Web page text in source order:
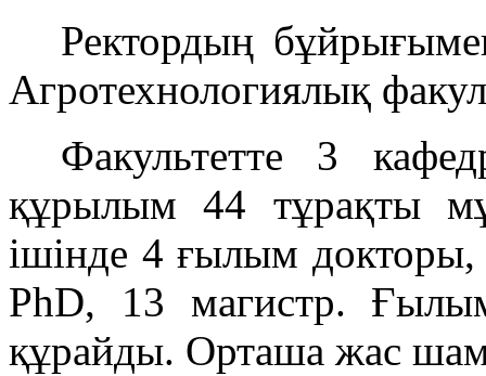
Ректордың
Агротехнологиялық
Факультетте 3
құрылым 44 тұрақты
ішінде 4 ғылым
PhD, 13 магистр.
құрайды. Орташа жас